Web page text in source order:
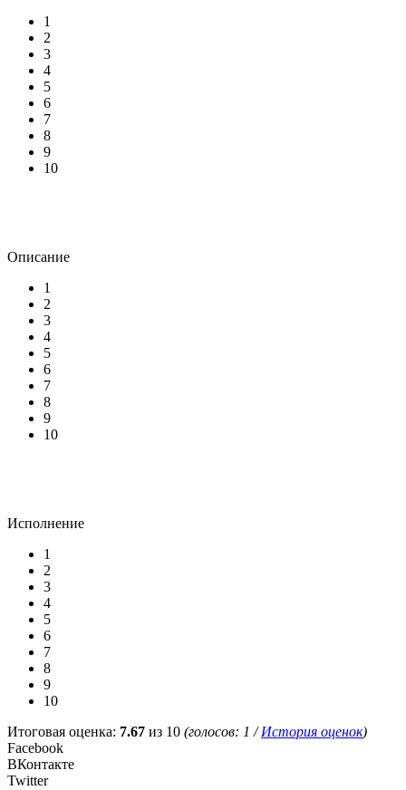
1
2
3
4
5
6
7
8
9
10
Описание
1
2
3
4
5
6
7
8
9
10
Исполнение
1
2
3
4
5
6
7
8
9
10
Итоговая оценка: 7.67 из 10 (голосов: 1 /История оценок)
Facebook
ВКонтакте
Twitter